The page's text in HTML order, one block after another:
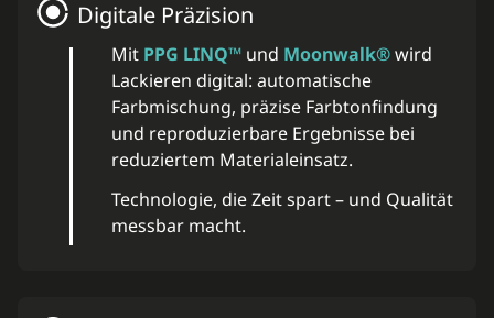
Digitale Präzision
Mit PPG LINQ™und Moonwalk®wird
Lackieren digital: automatische
Farbmischung, präzise Farbtonfindung
und reproduzierbare Ergebnisse bei
reduziertem Materialeinsatz.
Technologie, die Zeit spart – und Qualität
messbar macht.